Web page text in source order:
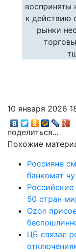
восприняты
к действию
рынки
10 января 2026
поделиться...
Похожие
Россияне
банкомат
Российские
50 стран
Ozon
ЦБ связал